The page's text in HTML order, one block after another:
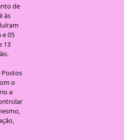
de
às
e 05
13
o
a